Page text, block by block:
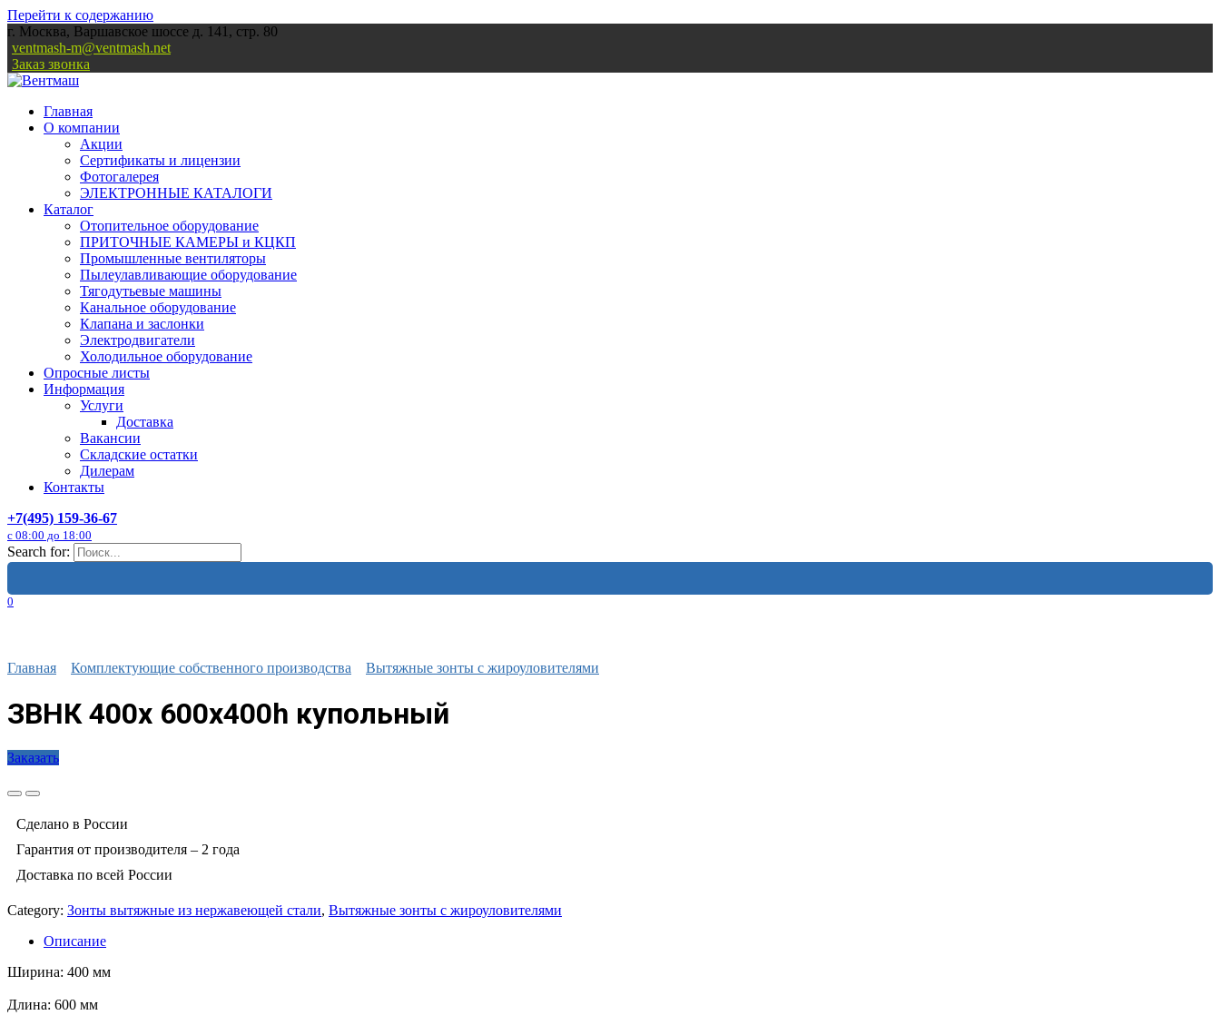
Перейти к содержанию
г. Москва, Варшавское шоссе д. 141, стр. 80
ventmash-m@ventmash.net
Заказ звонка
Главная
О компании
Акции
Сертификаты и лицензии
Фотогалерея
ЭЛЕКТРОННЫЕ КАТАЛОГИ
Каталог
Отопительное оборудование
ПРИТОЧНЫЕ КАМЕРЫ и КЦКП
Промышленные вентиляторы
Пылеулавливающие оборудование
Тягодутьевые машины
Канальное оборудование
Клапана и заслонки
Электродвигатели
Холодильное оборудование
Опросные листы
Информация
Услуги
Доставка
Вакансии
Складские остатки
Дилерам
Контакты
+7(495) 159-36-67
с 08:00 до 18:00
Search for:
0
Главная Комплектующие собственного производства Вытяжные зонты с жироуловителями
ЗВНК 400х 600х400h купольный
Заказать
Сделано в России
Гарантия от производителя – 2 года
Доставка по всей России
Category: Зонты вытяжные из нержавеющей стали, Вытяжные зонты с жироуловителями
Описание
Ширина: 400 мм
Длина: 600 мм